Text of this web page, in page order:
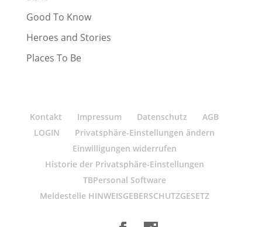
Good To Know
Heroes and Stories
Places To Be
Kontakt Impressum Datenschutz
AGB
LOGIN
Privatsphäre-Einstellungen ändern
Einwilligungen widerrufen
Historie der Privatsphäre-Einstellungen
TBPersonal Software
Meldestelle HINWEISGEBERSCHUTZGESETZ